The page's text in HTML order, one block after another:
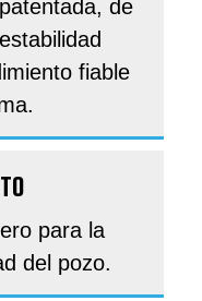
de
fiable
para la
del pozo.